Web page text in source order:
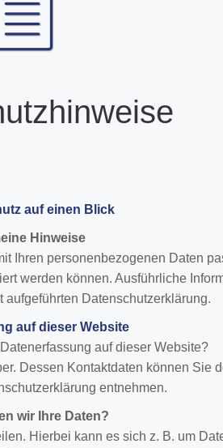
auf einen Blick
Hinweise
Ihren personenbezogenen Daten
werden können. Ausführliche
aufgeführten Datenschutzerklärung.
auf dieser Website
auf dieser Website?
Dessen Kontaktdaten können Sie
entnehmen.
wir Ihre Daten?
Hierbei kann es sich z. B. um